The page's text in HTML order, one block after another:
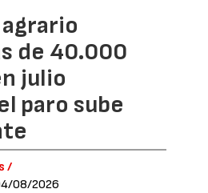
de 40.000
julio
paro sube
/
08/2026